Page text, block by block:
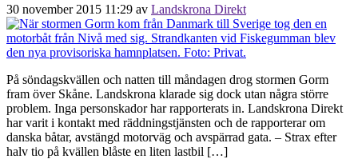
30 november 2015 11:29 av Landskrona Direkt
På söndagskvällen och natten till måndagen drog stormen Gorm
fram över Skåne. Landskrona klarade sig dock utan några större
problem. Inga personskador har rapporterats in. Landskrona Direkt
har varit i kontakt med räddningstjänsten och de rapporterar om
danska båtar, avstängd motorväg och avspärrad gata. – Strax efter
halv tio på kvällen blåste en liten lastbil […]